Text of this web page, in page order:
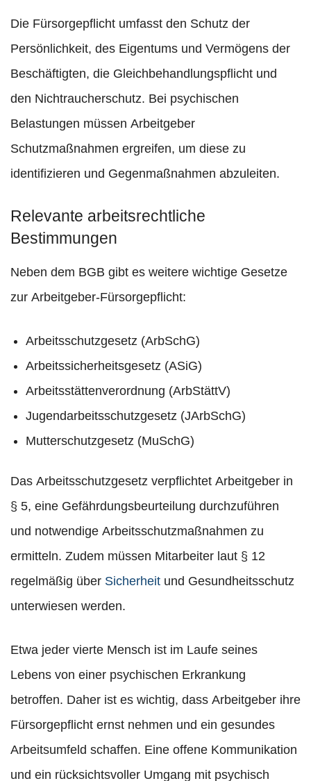
Die Fürsorgepflicht umfasst den Schutz der
Persönlichkeit, des Eigentums und Vermögens der
Beschäftigten, die Gleichbehandlungspflicht und
den Nichtraucherschutz. Bei psychischen
Belastungen müssen Arbeitgeber
Schutzmaßnahmen ergreifen, um diese zu
identifizieren und Gegenmaßnahmen abzuleiten.
Relevante arbeitsrechtliche
Bestimmungen
Neben dem BGB gibt es weitere wichtige Gesetze
zur Arbeitgeber-Fürsorgepflicht:
Arbeitsschutzgesetz (ArbSchG)
Arbeitssicherheitsgesetz (ASiG)
Arbeitsstättenverordnung (ArbStättV)
Jugendarbeitsschutzgesetz (JArbSchG)
Mutterschutzgesetz (MuSchG)
Das Arbeitsschutzgesetz verpflichtet Arbeitgeber in
§ 5, eine Gefährdungsbeurteilung durchzuführen
und notwendige Arbeitsschutzmaßnahmen zu
ermitteln. Zudem müssen Mitarbeiter laut § 12
regelmäßig über Sicherheit und Gesundheitsschutz
unterwiesen werden.
Etwa jeder vierte Mensch ist im Laufe seines
Lebens von einer psychischen Erkrankung
betroffen. Daher ist es wichtig, dass Arbeitgeber ihre
Fürsorgepflicht ernst nehmen und ein gesundes
Arbeitsumfeld schaffen. Eine offene Kommunikation
und ein rücksichtsvoller Umgang mit psychisch